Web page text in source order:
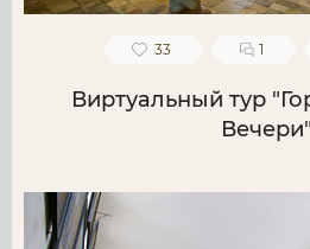
33 1
Виртуальный тур
Вечери"